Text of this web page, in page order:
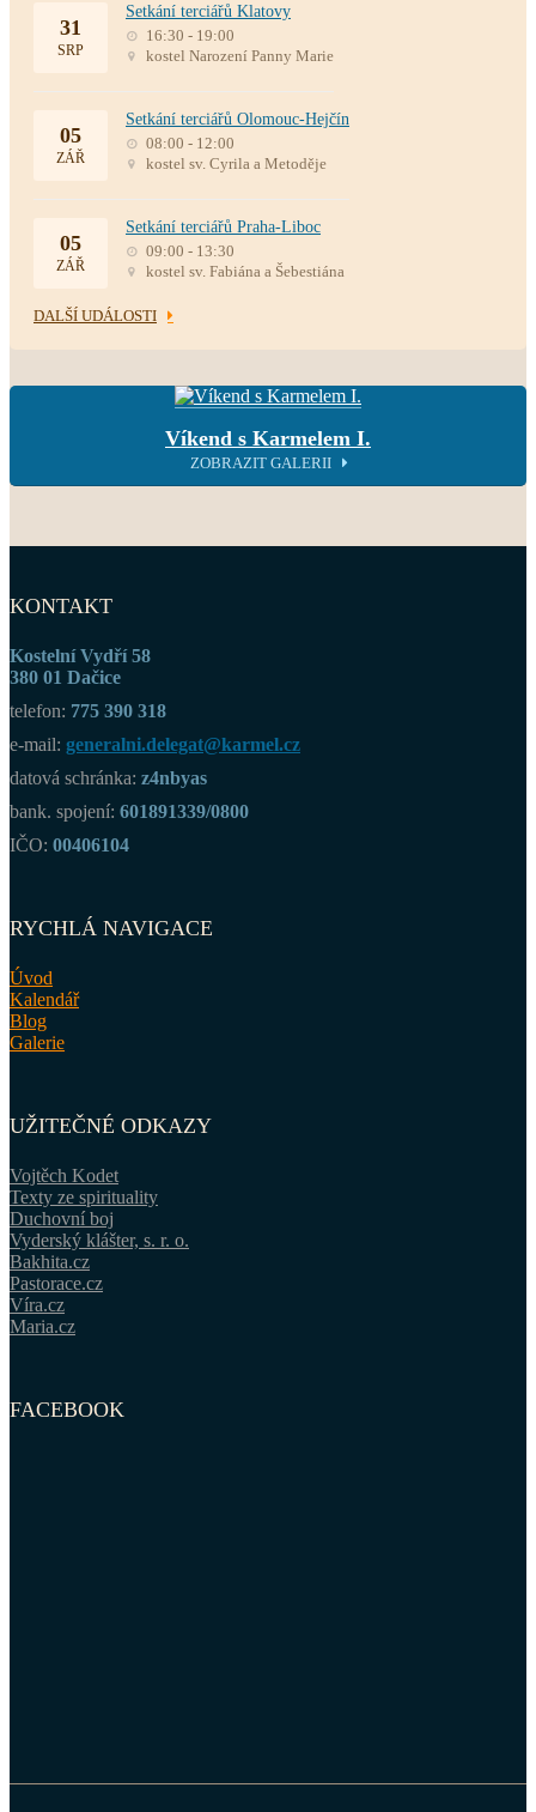
31
SRP
Setkání terciářů Klatovy
16:30 - 19:00
kostel Narození Panny Marie
05
ZÁŘ
Setkání terciářů Olomouc-Hejčín
08:00 - 12:00
kostel sv. Cyrila a Metoděje
05
ZÁŘ
Setkání terciářů Praha-Liboc
09:00 - 13:30
kostel sv. Fabiána a Šebestiána
DALŠÍ UDÁLOSTI
Víkend s Karmelem I.
ZOBRAZIT GALERII
KONTAKT
Kostelní Vydří 58
380 01 Dačice
telefon: 775 390 318
e-mail: generalni.delegat@karmel.cz
datová schránka: z4nbyas
bank. spojení: 601891339/0800
IČO: 00406104
RYCHLÁ NAVIGACE
Úvod
Kalendář
Blog
Galerie
UŽITEČNÉ ODKAZY
Vojtěch Kodet
Texty ze spirituality
Duchovní boj
Vyderský klášter, s. r. o.
Bakhita.cz
Pastorace.cz
Víra.cz
Maria.cz
FACEBOOK